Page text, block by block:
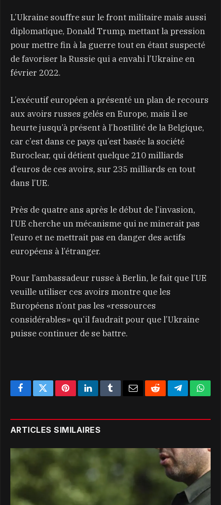
L’Ukraine souffre sur le front militaire mais aussi
diplomatique, Donald Trump, mettant la pression
pour mettre fin à la guerre tout en étant suspecté
de favoriser la Russie qui a envahi l’Ukraine en
février 2022.
L’exécutif européen a présenté un plan de recours
aux avoirs russes gelés en Europe, mais il se
heurte jusqu’à présent à l’hostilité de la Belgique,
car c’est dans ce pays qu’est basée la société
Euroclear, qui détient quelque 210 milliards
d’euros de ces avoirs, sur 235 milliards en tout
dans l’UE.
Près de quatre ans après le début de l’invasion,
l’UE cherche un mécanisme qui ne minerait pas
l’euro et ne mettrait pas en danger des actifs
européens à l’étranger.
Pour l’ambassadeur russe à Berlin, le fait que l’UE
veuille utiliser ces avoirs montre que les
Européens n’ont pas les «ressources
considérables» qu’il faudrait pour que l’Ukraine
puisse continuer de se battre.
FacebookTwitterPinterestLinkedInTumblr EmailRedditTelegram
ARTICLES SIMILAIRES